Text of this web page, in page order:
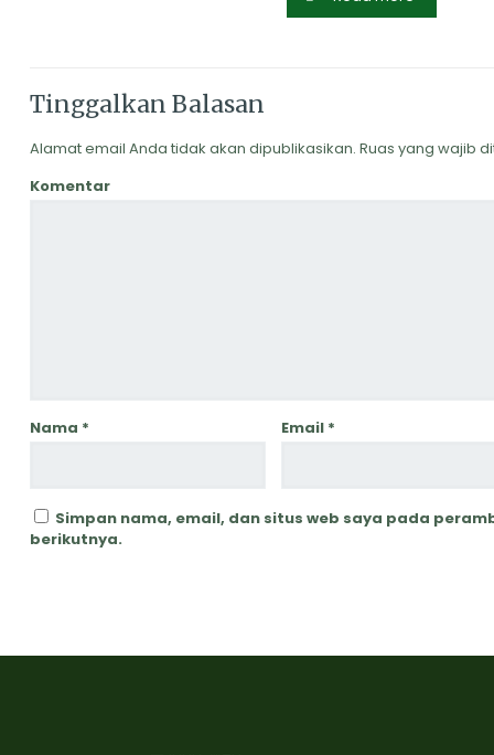
Tinggalkan Balasan
Alamat email Anda tidak akan dipublikasikan. Ruas yang wajib
Komentar
Nama * Email *
Simpan nama, email, dan situs web saya pada
berikutnya.